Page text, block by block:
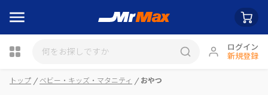
ログイン
新規登録
瓶詰
トップ ベビー・キッズ・マタニティ おやつ